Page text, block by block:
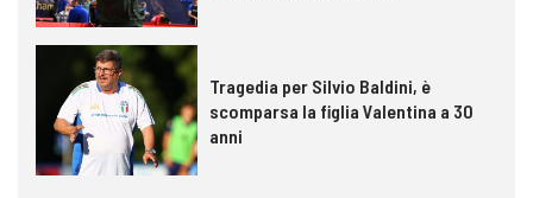
Tragedia per Silvio Baldini, è
scomparsa la figlia Valentina a 30
anni